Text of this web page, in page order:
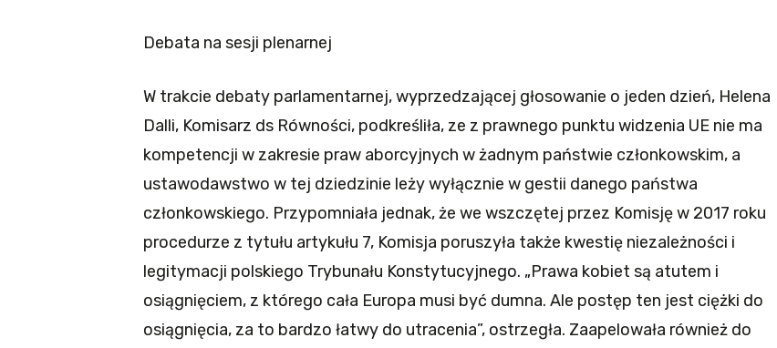
Debata na sesji plenarnej
W trakcie debaty parlamentarnej, wyprzedzającej głosowanie o jeden dzień, Helena
Dalli, Komisarz ds Równości, podkreśliła, ze z prawnego punktu widzenia UE nie ma
kompetencji w zakresie praw aborcyjnych w żadnym państwie członkowskim, a
ustawodawstwo w tej dziedzinie leży wyłącznie w gestii danego państwa
członkowskiego. Przypomniała jednak, że we wszczętej przez Komisję w 2017 roku
procedurze z tytułu artykułu 7, Komisja poruszyła także kwestię niezależności i
legitymacji polskiego Trybunału Konstytucyjnego. „Prawa kobiet są atutem i
osiągnięciem, z którego cała Europa musi być dumna. Ale postęp ten jest ciężki do
osiągnięcia, za to bardzo łatwy do utracenia”, ostrzegła. Zaapelowała również do